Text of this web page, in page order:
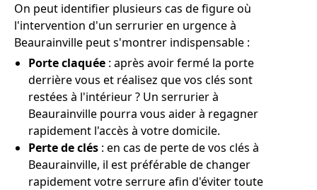
On peut identifier plusieurs cas de figure où
l'intervention d'un serrurier en urgence à
Beaurainville peut s'montrer indispensable :
Porte claquée : après avoir fermé la porte
derrière vous et réalisez que vos clés sont
restées à l'intérieur ? Un serrurier à
Beaurainville pourra vous aider à regagner
rapidement l'accès à votre domicile.
Perte de clés : en cas de perte de vos clés à
Beaurainville, il est préférable de changer
rapidement votre serrure afin d'éviter toute